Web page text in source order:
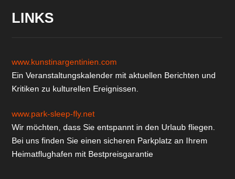
LINKS
www.kunstinargentinien.com
Ein Veranstaltungskalender mit aktuellen Berichten und
Kritiken zu kulturellen Ereignissen.
www.park-sleep-fly.net
Wir möchten, dass Sie entspannt in den Urlaub fliegen.
Bei uns finden Sie einen sicheren Parkplatz an Ihrem
Heimatflughafen mit Bestpreisgarantie